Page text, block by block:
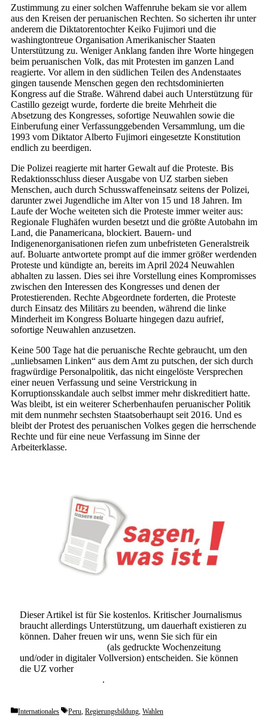
Zustimmung zu einer solchen Waffenruhe bekam sie vor allem
aus den Kreisen der peruanischen Rechten. So sicherten ihr unter
anderem die Diktatorentochter Keiko Fujimori und die
washingtontreue Organisation Amerikanischer Staaten
Unterstützung zu. Weniger Anklang fanden ihre Worte hingegen
beim peruanischen Volk, das mit Protesten im ganzen Land
reagierte. Vor allem in den südlichen Teilen des Andenstaates
gingen tausende Menschen gegen den rechtsdominierten
Kongress auf die Straße. Während dabei auch Unterstützung für
Castillo gezeigt wurde, forderte die breite Mehrheit die
Absetzung des Kongresses, sofortige Neuwahlen sowie die
Einberufung einer Verfassunggebenden Versammlung, um die
1993 vom Diktator Alberto Fujimori eingesetzte Konstitution
endlich zu beerdigen.
Die Polizei reagierte mit harter Gewalt auf die Proteste. Bis
Redaktionsschluss dieser Ausgabe von UZ starben sieben
Menschen, auch durch Schusswaffeneinsatz seitens der Polizei,
darunter zwei Jugendliche im Alter von 15 und 18 Jahren. Im
Laufe der Woche weiteten sich die Proteste immer weiter aus:
Regionale Flughäfen wurden besetzt und die größte Autobahn im
Land, die Panamericana, blockiert. Bauern- und
Indigenenorganisationen riefen zum unbefristeten Generalstreik
auf. Boluarte antwortete prompt auf die immer größer werdenden
Proteste und kündigte an, bereits im April 2024 Neuwahlen
abhalten zu lassen. Dies sei ihre Vorstellung eines Kompromisses
zwischen den Interessen des Kongresses und denen der
Protestierenden. Rechte Abgeordnete forderten, die Proteste
durch Einsatz des Militärs zu beenden, während die linke
Minderheit im Kongress Boluarte hingegen dazu aufrief,
sofortige Neuwahlen anzusetzen.
Keine 500 Tage hat die peruanische Rechte gebraucht, um den
„unliebsamen Linken“ aus dem Amt zu putschen, der sich durch
fragwürdige Personalpolitik, das nicht eingelöste Versprechen
einer neuen Verfassung und seine Verstrickung in
Korruptionsskandale auch selbst immer mehr diskreditiert hatte.
Was bleibt, ist ein weiterer Scherbenhaufen peruanischer Politik
mit dem nunmehr sechsten Staatsoberhaupt seit 2016. Und es
bleibt der Protest des peruanischen Volkes gegen die herrschende
Rechte und für eine neue Verfassung im Sinne der
Arbeiterklasse.
Dieser Artikel ist für Sie kostenlos. Kritischer Journalismus
braucht allerdings Unterstützung, um dauerhaft existieren zu
können. Daher freuen wir uns, wenn Sie sich für ein
(als gedruckte Wochenzeitung
und/oder in digitaler Vollversion) entscheiden. Sie können
die UZ vorher
.
Categories
Internationales Tags
Peru, Regierungsbildung, Wahlen